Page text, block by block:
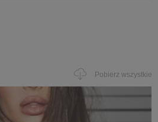
Pobierz wszystkie